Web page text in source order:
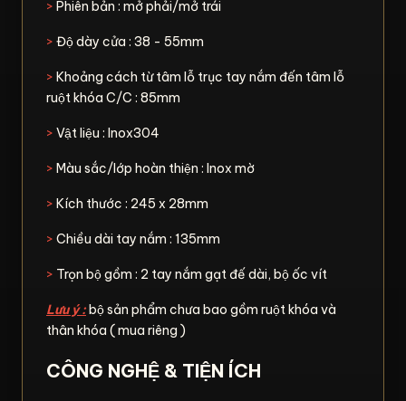
> Phiên bản : mở phải/mở trái
> Độ dày cửa : 38 - 55mm
> Khoảng cách từ tâm lỗ trục tay nắm đến tâm lỗ
ruột khóa C/C : 85mm
> Vật liệu : Inox304
> Màu sắc/lớp hoàn thiện : Inox mờ
> Kích thước : 245 x 28mm
> Chiều dài tay nắm : 135mm
> Trọn bộ gồm : 2 tay nắm gạt đế dài, bộ ốc vít
Lưu ý :bộ sản phẩm chưa bao gồm ruột khóa và
thân khóa ( mua riêng )
CÔNG NGHỆ & TIỆN ÍCH